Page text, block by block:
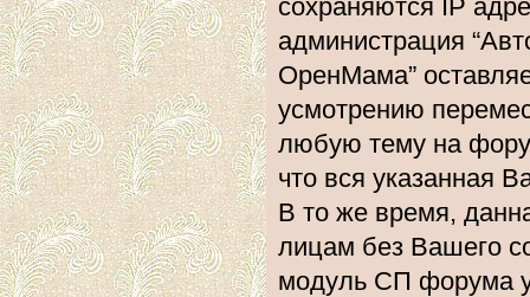
сохраняются IP
администрация
ОренМама”
усмотрению
любую тему на
что вся указанная
В то же время,
лицам без Вашего
модуль СП форума